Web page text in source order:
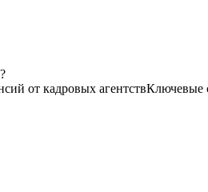
от кадровых агентствКлючевые